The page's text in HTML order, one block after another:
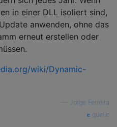
in einer DLL isoliert sind,
anwenden, ohne das
erneut erstellen oder
wiki/Dynamic-
Jorge Ferreira
quelle